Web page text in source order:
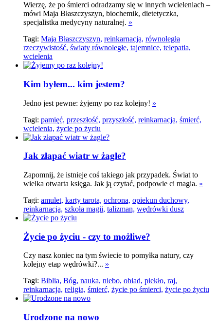
Wierzę, że po śmierci odradzamy się w innych wcieleniach –
mówi Maja Błaszczyszyn, biochemik, dietetyczka,
specjalistka medycyny naturalnej. »
Tagi: Maja Błaszczyszyn, reinkarnacja, równoległa
rzeczywistość, światy równoległe, tajemnice, telepatia,
wcielenia
Kim byłem... kim jestem?
Jedno jest pewne: żyjemy po raz kolejny! »
Tagi: pamięć, przeszłość, przyszłość, reinkarnacja, śmierć,
wcielenia, życie po życiu
Jak złapać wiatr w żagle?
Zapomnij, że istnieje coś takiego jak przypadek. Świat to
wielka otwarta księga. Jak ją czytać, podpowie ci magia. »
Tagi: amulet, karty tarota, ochrona, opiekun duchowy,
reinkarnacja, szkoła magii, talizman, wędrówki dusz
Życie po życiu - czy to możliwe?
Czy nasz koniec na tym świecie to pomyłka natury, czy
kolejny etap wędrówki?... »
Tagi: Biblia, Bóg, nauka, niebo, obiad, piekło, raj,
reinkarnacja, religia, śmierć, życie po śmierci, życie po życiu
Urodzone na nowo